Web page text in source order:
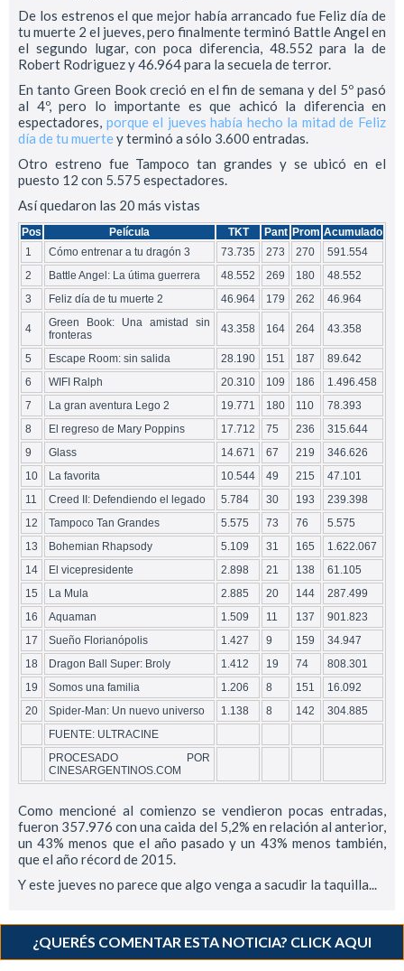
De los estrenos el que mejor había arrancado fue Feliz día de
tu muerte 2 el jueves, pero finalmente terminó Battle Angel en
el segundo lugar, con poca diferencia, 48.552 para la de
Robert Rodriguez y 46.964 para la secuela de terror.
En tanto Green Book creció en el fin de semana y del 5º pasó
al 4º, pero lo importante es que achicó la diferencia en
espectadores, porque el jueves había hecho la mitad de Feliz
día de tu muertey terminó a sólo 3.600 entradas.
Otro estreno fue Tampoco tan grandes y se ubicó en el
puesto 12 con 5.575 espectadores.
Así quedaron las 20 más vistas
Pos Película TKT Pant Prom Acumulado
1
Cómo entrenar a tu dragón 3 73.735 273 270
591.554
2
Battle Angel: La útima guerrera 48.552 269 180
48.552
3
Feliz día de tu muerte 2 46.964 179 262 46.964
4
Green Book: Una amistad sin
fronteras
43.358 164 264 43.358
5 Escape Room: sin salida 28.190 151 187
89.642
6
WIFI Ralph 20.310 109 186
1.496.458
7
La gran aventura Lego 2 19.771 180 110
78.393
8
El regreso de Mary Poppins 17.712 75 236
315.644
9
Glass 14.671 67 219
346.626
10
La favorita 10.544 49 215
47.101
11
Creed II: Defendiendo el legado 5.784 30 193
239.398
12
Tampoco Tan Grandes 5.575 73 76
5.575
13
Bohemian Rhapsody 5.109 31 165
1.622.067
14
El vicepresidente 2.898 21 138
61.105
15
La Mula 2.885 20 144
287.499
16
Aquaman 1.509 11 137
901.823
17
Sueño Florianópolis 1.427 9 159
34.947
18
Dragon Ball Super: Broly 1.412 19 74
808.301
19
Somos una familia 1.206 8 151
16.092
20
Spider-Man: Un nuevo universo 1.138 8 142
304.885
FUENTE: ULTRACINE
PROCESADO POR
CINESARGENTINOS.COM
Como mencioné al comienzo se vendieron pocas entradas,
fueron 357.976 con una caida del 5,2% en relación al anterior,
un 43% menos que el año pasado y un 43% menos también,
que el año récord de 2015.
Y este jueves no parece que algo venga a sacudir la taquilla...
¿QUERÉS COMENTAR ESTA NOTICIA? CLICK AQUI